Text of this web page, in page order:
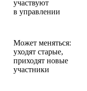
участвуют
в управлении
Может меняться:
уходят старые,
приходят новые
участники